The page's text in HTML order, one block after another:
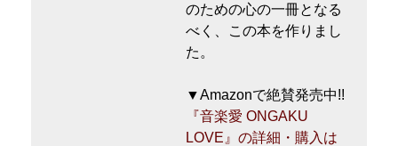
のための心の一冊となる
べく、この本を作りまし
た。
▼Amazonで絶賛発売中!!
『音楽愛 ONGAKU
LOVE』の詳細・購入は